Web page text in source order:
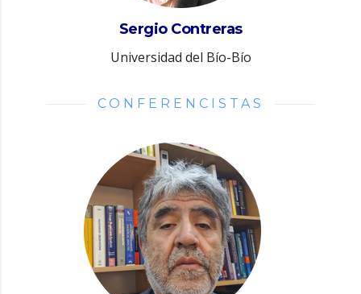
Sergio Contreras
Universidad del Bío-Bío
CONFERENCISTAS